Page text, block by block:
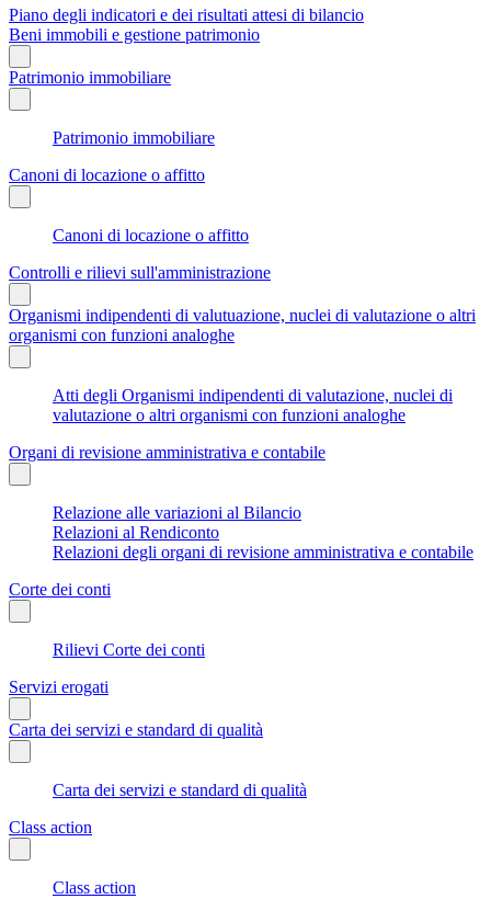
Piano degli indicatori e dei risultati attesi di bilancio
Beni immobili e gestione patrimonio
Patrimonio immobiliare
Patrimonio immobiliare
Canoni di locazione o affitto
Canoni di locazione o affitto
Controlli e rilievi sull'amministrazione
Organismi indipendenti di valutuazione, nuclei di valutazione o altri
organismi con funzioni analoghe
Atti degli Organismi indipendenti di valutazione, nuclei di
valutazione o altri organismi con funzioni analoghe
Organi di revisione amministrativa e contabile
Relazione alle variazioni al Bilancio
Relazioni al Rendiconto
Relazioni degli organi di revisione amministrativa e contabile
Corte dei conti
Rilievi Corte dei conti
Servizi erogati
Carta dei servizi e standard di qualità
Carta dei servizi e standard di qualità
Class action
Class action